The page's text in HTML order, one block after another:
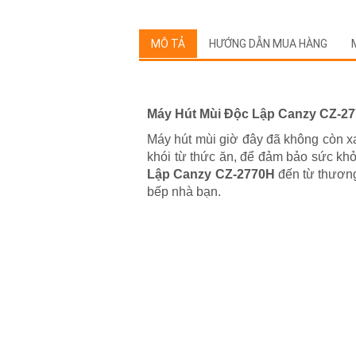
MÔ TẢ HƯỚNG DẪN MUA HÀNG
Máy Hút Mùi Độc Lập Canzy CZ-
Máy hút mùi giờ đây đã không còn
khói từ thức ăn, để đảm bảo sức
Lập Canzy CZ-2770H đến từ
bếp nhà bạn.